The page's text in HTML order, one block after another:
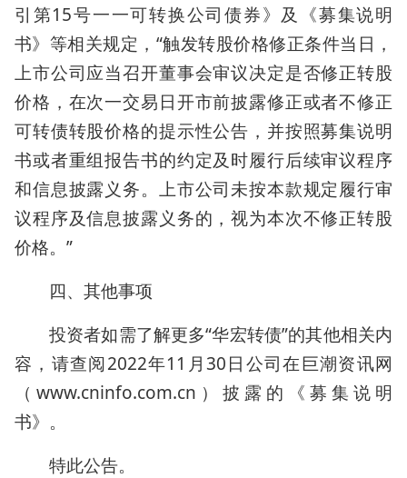
引第15号一一可转换公司债券》及《募集说明
书》等相关规定，“触发转股价格修正条件当日，
上市公司应当召开董事会审议决定是否修正转股
价格，在次一交易日开市前披露修正或者不修正
可转债转股价格的提示性公告，并按照募集说明
书或者重组报告书的约定及时履行后续审议程序
和信息披露义务。上市公司未按本款规定履行审
议程序及信息披露义务的，视为本次不修正转股
价格。”
四、其他事项
投资者如需了解更多“华宏转债”的其他相关内
容，请查阅2022年11月30日公司在巨潮资讯网
（www.cninfo.com.cn）披露的《募集说明
书》。
特此公告。